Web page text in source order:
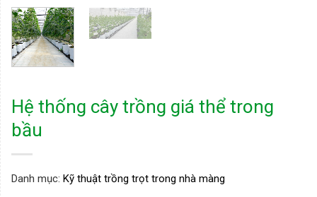
Hệ thống cây trồng giá thể trong
bầu
Danh mục: Kỹ thuật trồng trọt trong nhà màng